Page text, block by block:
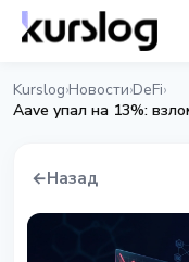
Kurslog›Новости›DeFi›
←Назад